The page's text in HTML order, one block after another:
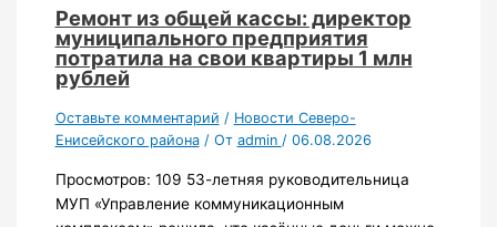
Ремонт из общей кассы: директор
муниципального предприятия
потратила на свои квартиры 1 млн
рублей
Оставьте комментарий / Новости Северо-
Енисейского района/ От admin / 06.08.2026
Просмотров: 109 53-летняя руководительница
МУП «Управление коммуникационным